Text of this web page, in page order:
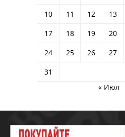
10
11 12 13
17
18 19 20
24
25 26 27
31
« Июл